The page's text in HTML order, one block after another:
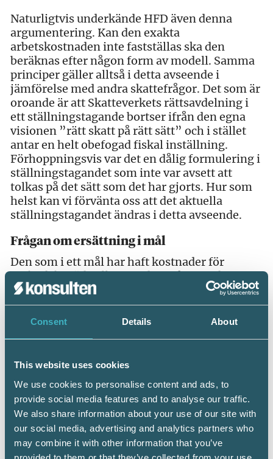
Consent Details About
This website uses cookies
We use cookies to personalise content and ads, to
provide social media features and to analyse our traffic.
We also share information about your use of our site with
our social media, advertising and analytics partners who
may combine it with other information that you’ve
Naturligtvis underkände HFD även denna
argumentering. Kan den exakta
arbetskostnaden inte fastställas ska den
beräknas efter någon form av modell. Samma
principer gäller alltså i detta avseende i
jämförelse med andra skattefrågor. Det som är
oroande är att Skatteverkets rättsavdelning i
ett ställningstagande bortser ifrån den egna
visionen ”rätt skatt på rätt sätt” och i stället
antar en helt obefogad fiskal inställning.
Förhoppningsvis var det en dålig formulering i
ställningstagandet som inte var avsett att
tolkas på det sätt som det har gjorts. Hur som
helst kan vi förvänta oss att det aktuella
ställningstagandet ändras i detta avseende.
Frågan om ersättning i mål
Den som i ett mål har haft kostnader för
ombud, biträde eller utredning kan under vissa
förutsättningar ha rätt till ersättning. Det
gäller om den sökande har fått bifall eller
delvis bifall till sitt yrkande. Ersättning kan
När det gäller hushållsarbete har
förvaltningsrätten och kammarrätten, med
något enstaka undantag, under många år inte
beviljat ersättning trots bifall. Besluten har
motiverats med att skatteförfarandelagen inte
är tillämplig på hushållsarbete. Som stöd för
detta har man hänvisat till allmänt hållna